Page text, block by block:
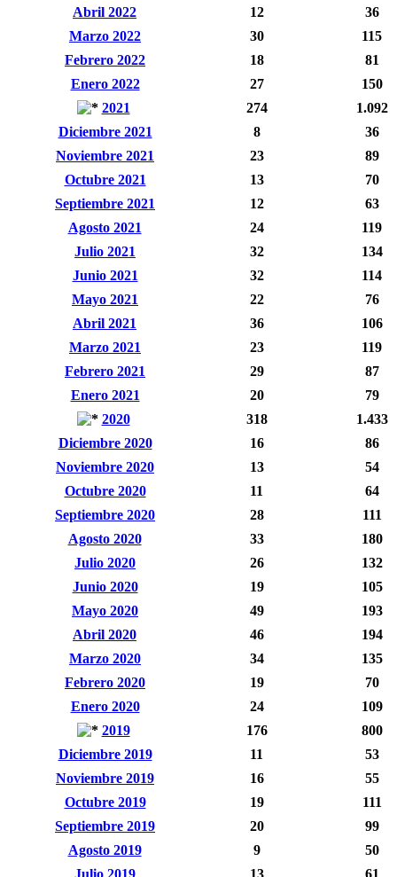
Abril 2022
12
36
Marzo 2022
30
115
Febrero 2022
18
81
Enero 2022
27
150
2021
274
1.092
Diciembre 2021
8
36
Noviembre 2021
23
89
Octubre 2021
13
70
Septiembre 2021
12
63
Agosto 2021
24
119
Julio 2021
32
134
Junio 2021
32
114
Mayo 2021
22
76
Abril 2021
36
106
Marzo 2021
23
119
Febrero 2021
29
87
Enero 2021
20
79
2020
318
1.433
Diciembre 2020
16
86
Noviembre 2020
13
54
Octubre 2020
11
64
Septiembre 2020
28
111
Agosto 2020
33
180
Julio 2020
26
132
Junio 2020
19
105
Mayo 2020
49
193
Abril 2020
46
194
Marzo 2020
34
135
Febrero 2020
19
70
Enero 2020
24
109
2019
176
800
Diciembre 2019
11
53
Noviembre 2019
16
55
Octubre 2019
19
111
Septiembre 2019
20
99
Agosto 2019
9
50
Julio 2019
13 61